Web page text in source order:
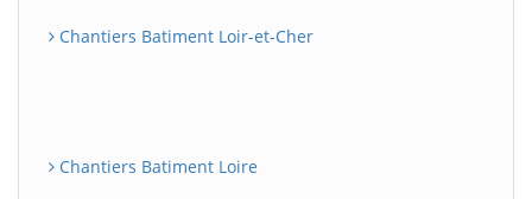
Chantiers Batiment Loir-et-Cher
Chantiers Batiment Loire